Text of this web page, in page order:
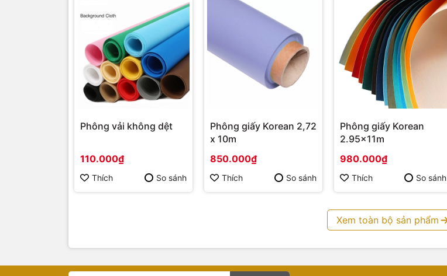
Phông vải không dệt
110.000₫
Thích So sánh
Phông giấy Korean 2,72
x 10m
850.000₫
Thích So sánh
Phông giấy Korean
2.95x11m
980.000₫
Thích So sánh
Xem toàn bộ sản phẩm